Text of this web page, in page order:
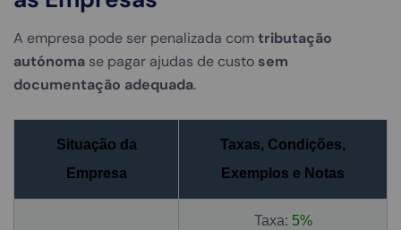
A empresa pode ser penalizada comtributação
autónoma se pagar ajudas de custo sem
documentação adequada.
Situação da
Empresa
Taxas, Condições,
Exemplos e Notas
Taxa: 5%